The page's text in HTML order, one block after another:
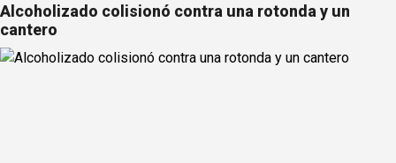
Alcoholizado colisionó contra una rotonda y un
cantero